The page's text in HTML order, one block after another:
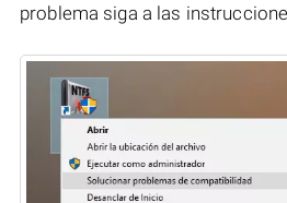
problema siga a las